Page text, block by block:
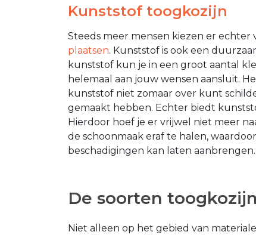
Kunststof toogkozijn
Steeds meer mensen kiezen er echter
plaatsen. Kunststof is ook een
kunststof kun je in een groot aantal
helemaal aan jouw wensen aansluit.
kunststof niet zomaar over kunt
gemaakt hebben. Echter biedt
Hierdoor hoef je er vrijwel niet meer
de schoonmaak eraf te halen,
beschadigingen kan laten aanbrengen.
De soorten
Niet alleen op het gebied van